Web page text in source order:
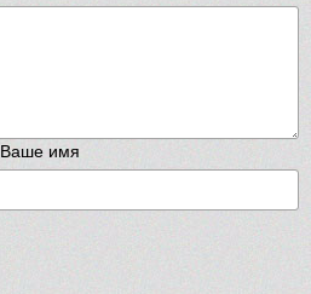
Ваше имя